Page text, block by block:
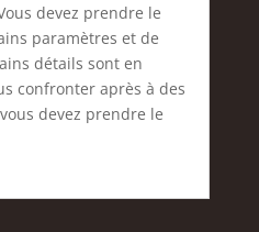
devez prendre le
paramètres et de
détails sont en
confronter après à des
devez prendre le